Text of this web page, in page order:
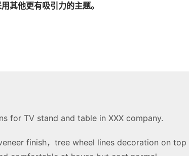
其他更有吸引力的主题。
for TV stand and table in XXX company.
finish，tree wheel lines decoration on top